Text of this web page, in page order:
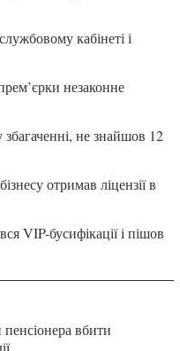
кабінеті і
незаконне
не знайшов 12
отримав ліцензії в
VIP-бусифікації і пішов
вбити